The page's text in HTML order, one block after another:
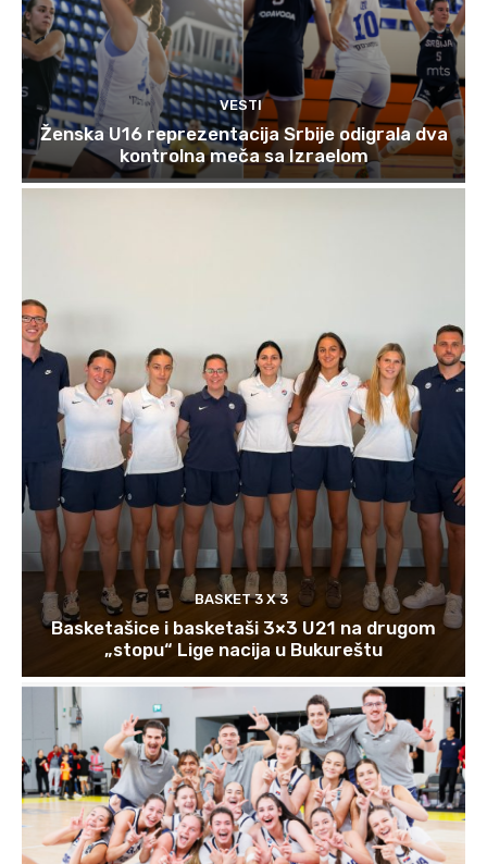
VESTI
Ženska U16 reprezentacija Srbije odigrala dva
kontrolna meča sa Izraelom
BASKET 3 X 3
Basketašice i basketaši 3×3 U21 na drugom
„stopu“ Lige nacija u Bukureštu